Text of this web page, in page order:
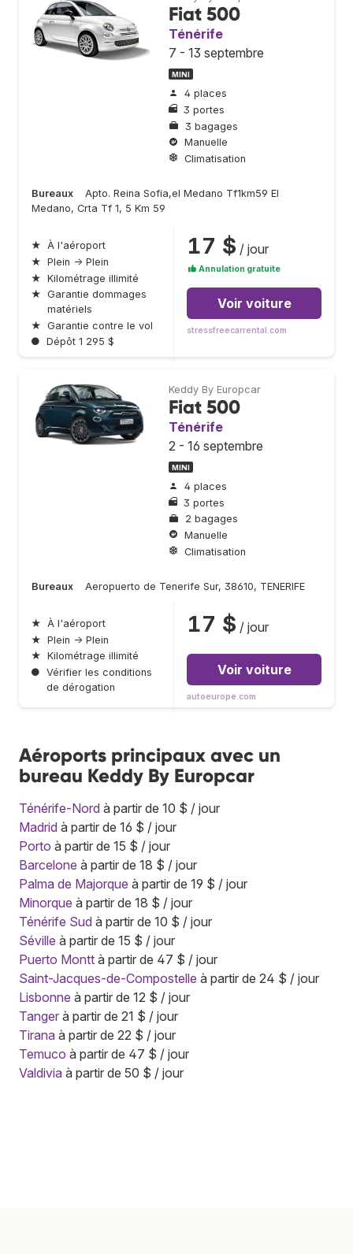
Fiat 500
Ténérife
7 - 13 septembre
MINI
4 places
3 portes
3 bagages
Manuelle
Climatisation
Bureaux
Apto. Reina Sofia,el Medano Tf1km59 El
Medano, Crta Tf 1, 5 Km 59
★ À l'aéroport
★ Plein → Plein
★ Kilométrage illimité
★ Garantie dommages
matériels
★ Garantie contre le vol
● Dépôt 1 295 $
17 $ / jour
Annulation gratuite
Voir voiture
stressfreecarrental.com
Keddy By Europcar
Fiat 500
Ténérife
2 - 16 septembre
MINI
4 places
3 portes
2 bagages
Manuelle
Climatisation
Bureaux Aeropuerto de Tenerife Sur, 38610, TENERIFE
★ À l'aéroport
★ Plein → Plein
★ Kilométrage illimité
● Vérifier les conditions
de dérogation
17 $ / jour
Voir voiture
autoeurope.com
Aéroports principaux avec un
bureau Keddy By Europcar
Ténérife-Nord à partir de 10 $ / jour
Madrid à partir de 16 $ / jour
Porto à partir de 15 $ / jour
Barcelone à partir de 18 $ / jour
Palma de Majorque à partir de 19 $ / jour
Minorque à partir de 18 $ / jour
Ténérife Sud à partir de 10 $ / jour
Séville à partir de 15 $ / jour
Puerto Montt à partir de 47 $ / jour
Saint-Jacques-de-Compostelle à partir de 24 $ / jour
Lisbonne à partir de 12 $ / jour
Tanger à partir de 21 $ / jour
Tirana à partir de 22 $ / jour
Temuco à partir de 47 $ / jour
Valdivia à partir de 50 $ / jour